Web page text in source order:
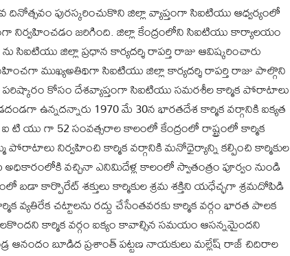
పురస్కరించుకొని జిల్లా వ్యాప్తంగా సిఐటియు ఆధ్వర్యంలో
నిర్వహించడం జరిగింది. జిల్లా కేంద్రంలోని సిఐటియు కార్యాలయం
సిఐటియు జిల్లా ప్రధాన కార్యదర్శి రాపర్తి రాజు ఆవిష్కరించారు
ముఖ్యఅతిథిగా సిఐటియు జిల్లా కార్యదర్శి రాపర్తి రాజు పాల్గొని
పరిష్కారం కోసం దేశవ్యాప్తంగా సిఐటియు సమరశీల కార్మిక పోరాటాలు
ఉన్నదన్నారు 1970 మే 30న భారతదేశ కార్మిక వర్గానికి ఐక్యత
గా 52 సంవత్సరాల కాలంలో కేంద్రంలో రాష్ట్రంలో కార్మిక
పోరాటాలు నిర్వహించి కార్మిక వర్గానికి మనోధైర్యాన్ని కల్పించి కార్మికుల
వచ్చినా ఎనిమిదేళ్ల కాలంలో స్వాతంత్రం పూర్వం నుండి
బడా కార్పొరేట్ శక్తులు కార్మికుల శ్రమ శక్తిని యధేచ్ఛగా శ్రమదోపిడి
వ్యతిరేక చట్టాలను రద్దు చేసేంతవరకు కార్మిక వర్గం భారత పాలక
కార్మిక వర్గం ఐక్యం కావాల్సిన సమయం ఆసన్నమైందని
ఆనందం బూడిద ప్రశాంత్ పట్టణ నాయకులు మల్లేష్ రాజ్ చిదిరాల